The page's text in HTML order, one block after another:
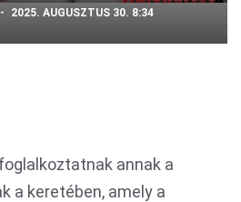
2025. AUGUSZTUS 30. 8:34
annak a
a keretében, amely a